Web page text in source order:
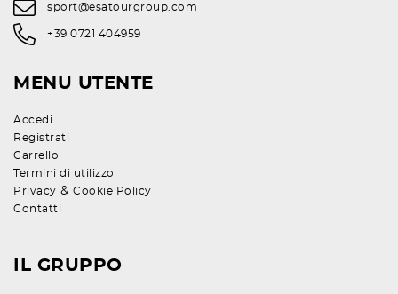
sport@esatourgroup.com
+39 0721 404959
MENU UTENTE
Accedi
Registrati
Carrello
Termini di utilizzo
Privacy & Cookie Policy
Contatti
IL GRUPPO